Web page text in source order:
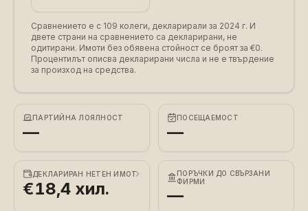
Сравнението е с 109 колеги, декларирали за 2024 г. И
двете страни на сравнението са декларирани, не
одитирани. Имоти без обявена стойност се броят за €0.
Процентилът описва декларирани числа и не е твърдение
за произход на средства.
ПАРТИЙНА ЛОЯЛНОСТ
—
ПОСЕЩАЕМОСТ
—
ДЕКЛАРИРАН НЕТЕН ИМОТ
€18,4 хил.
ПОРЪЧКИ ДО СВЪРЗАНИ
ФИРМИ
—